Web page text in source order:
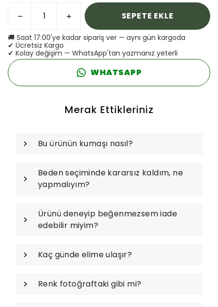
SEPETE EKLE
🚚 Saat 17:00'ye kadar sipariş ver — aynı gün kargoda
✔ Ücretsiz Kargo
✔ Kolay değişim — WhatsApp'tan yazmanız yeterli
WHATSAPP
Merak Ettikleriniz
Bu ürünün kumaşı nasıl?
Beden seçiminde kararsız kaldım, ne
yapmalıyım?
Ürünü deneyip beğenmezsem iade
edebilir miyim?
Kaç günde elime ulaşır?
Renk fotoğraftaki gibi mi?